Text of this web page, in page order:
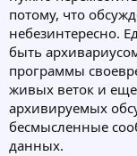
потому, что
небезинтересно.
быть
программы
живых веток и
архивируемых
бесмысленные
данных.